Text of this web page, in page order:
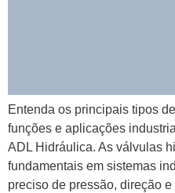
Entenda os principais tipos
funções e aplicações
ADL Hidráulica. As válvulas
fundamentais em sistemas
preciso de pressão, direção